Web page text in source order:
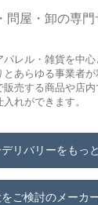
問屋・卸の専
レル・雑貨を中
あらゆる事業者
売する商品や店
れができます。
リバリーをもっ
ご検討のメーカ